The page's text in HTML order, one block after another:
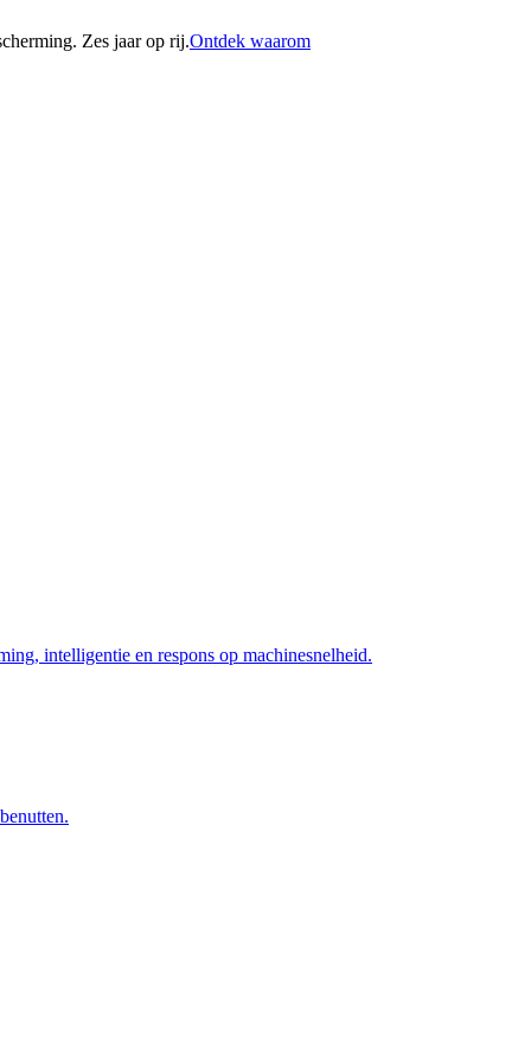
Zes jaar op rij.Ontdek waarom
intelligentie en respons op machinesnelheid.